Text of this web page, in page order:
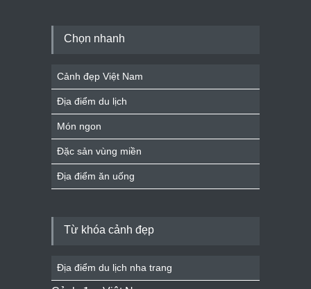
Chọn nhanh
Cảnh đẹp Việt Nam
Địa điểm du lịch
Món ngon
Đặc sản vùng miền
Địa điểm ăn uống
Từ khóa cảnh đẹp
Địa điểm du lịch nha trang